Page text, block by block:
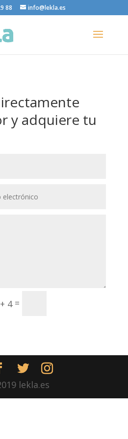
88 info@lekla.es
y adquiere tu
4=
lekla.es